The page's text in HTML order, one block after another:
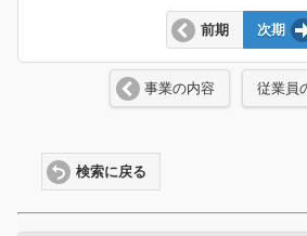
前期 次期
事業の内容 従業員
検索に戻る